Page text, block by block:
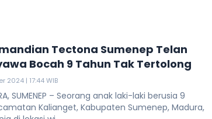
Tectona Sumenep Telan
Bocah 9 Tahun Tak Tertolong
2024 | 17:44 WIB
SUMENEP – Seorang anak laki-laki berusia 9
Kalianget, Kabupaten Sumenep, Madura,